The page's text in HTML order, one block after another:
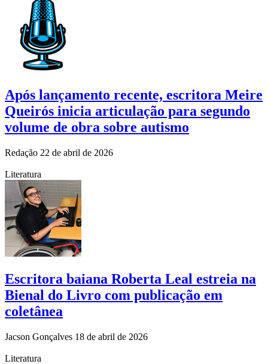
Após lançamento recente, escritora Meire
Queirós inicia articulação para segundo
volume de obra sobre autismo
Redação 22 de abril de 2026
Literatura
Escritora baiana Roberta Leal estreia na
Bienal do Livro com publicação em
coletânea
Jacson Gonçalves 18 de abril de 2026
Literatura